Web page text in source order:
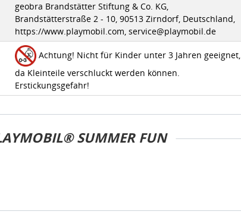
geobra Brandstätter Stiftung & Co. KG,
Brandstätterstraße 2 - 10, 90513 Zirndorf, Deutschland,
https://www.playmobil.com, service@playmobil.de
Achtung! Nicht für Kinder unter 3 Jahren geeignet,
da Kleinteile verschluckt werden können.
Erstickungsgefahr!
SUMMER FUN